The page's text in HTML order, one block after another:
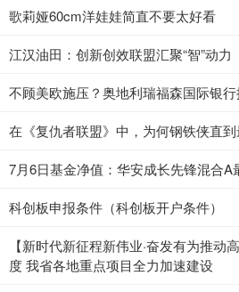
歌莉娅60cm洋娃娃简直不要太好看
江汉油田：创新创效联盟汇聚“智”动力
不顾美欧施压？奥地利瑞福森国际银
在《复仇者联盟》中，为何钢铁侠直
7月6日基金净值：华安成长先锋混合A
科创板申报条件（科创板开户条件）
【新时代新征程新伟业·奋发有为推动
度 我省各地重点项目全力加速建设